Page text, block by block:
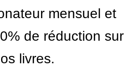
mensuel et
de réduction sur
livres.